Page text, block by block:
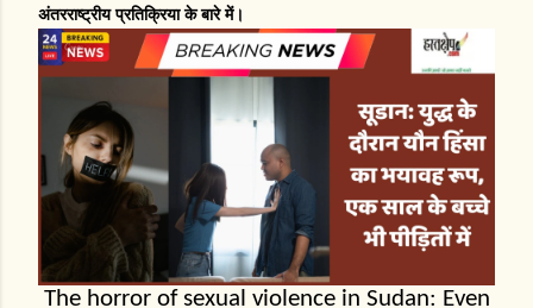
अंतरराष्ट्रीय प्रतिक्रिया के बारे में।
The horror of sexual violence in Sudan: Even